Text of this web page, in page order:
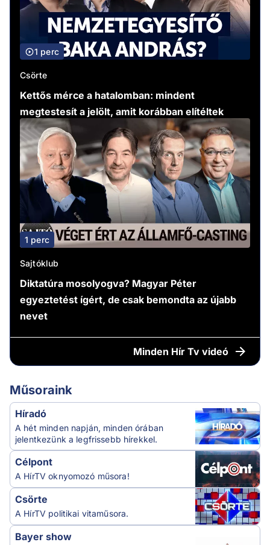
1 perc
Csörte
Kettős mérce a hatalomban: mindent
megtestesít a jelölt, amit korábban elítéltek
1 perc
Sajtóklub
Diktatúra mosolyogva? Magyar Péter
egyeztetést ígért, de csak bemondta az újabb
nevet
Minden Hír Tv videó
Műsoraink
Híradó
A hét minden napján, minden órában
jelentkezünk a legfrissebb hírekkel.
Célpont
A HírTV oknyomozó műsora!
Csörte
A HírTV politikai vitaműsora.
Bayer show